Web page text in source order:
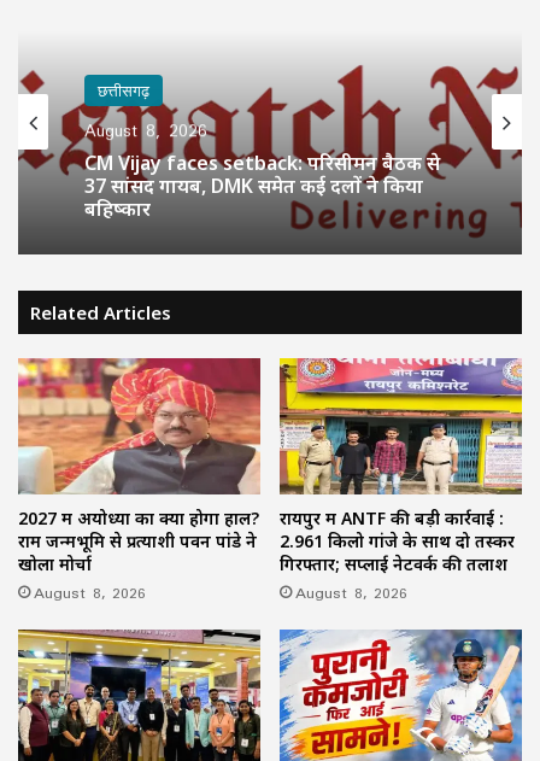
छत्तीसगढ़
August 8, 2026
CM Vijay faces setback: परिसीमन बैठक से
37 सांसद गायब, DMK समेत कई दलों ने किया
बहिष्कार
Related Articles
2027 में अयोध्या का क्या होगा हाल?
राम जन्मभूमि से प्रत्याशी पवन पांडे ने
खोला मोर्चा
August 8, 2026
रायपुर में ANTF की बड़ी कार्रवाई :
2.961 किलो गांजे के साथ दो तस्कर
गिरफ्तार; सप्लाई नेटवर्क की तलाश
August 8, 2026